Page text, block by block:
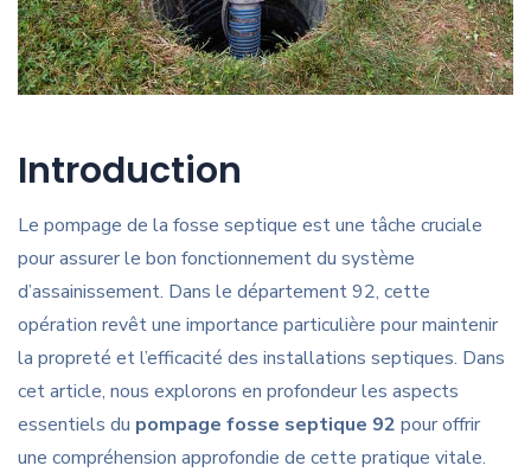
Introduction
Le pompage de la fosse septique est une tâche cruciale
pour assurer le bon fonctionnement du système
d’assainissement. Dans le département 92, cette
opération revêt une importance particulière pour maintenir
la propreté et l’efficacité des installations septiques. Dans
cet article, nous explorons en profondeur les aspects
essentiels du pompage fosse septique 92 pour offrir
une compréhension approfondie de cette pratique vitale.